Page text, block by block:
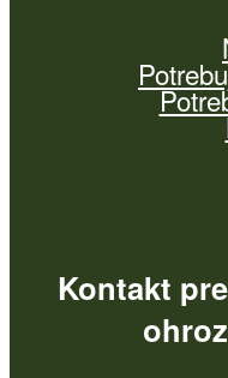
Kontakt